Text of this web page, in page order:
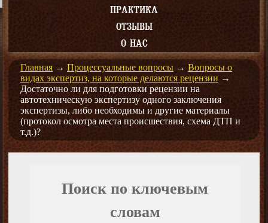
ПРАКТИКА
ОТЗЫВЫ
О НАС
Главная → Процессуальные вопросы → Вопросы о
видах экспертиз, на которые делаются рецензии →
Достаточно ли для подготовки рецензии на
автотехническую экспертизу одного заключения
экспертизы, либо необходимы и другие материалы
(протокол осмотра места происшествия, схема ДТП и
т.д.)?
Поиск по ключевым
словам